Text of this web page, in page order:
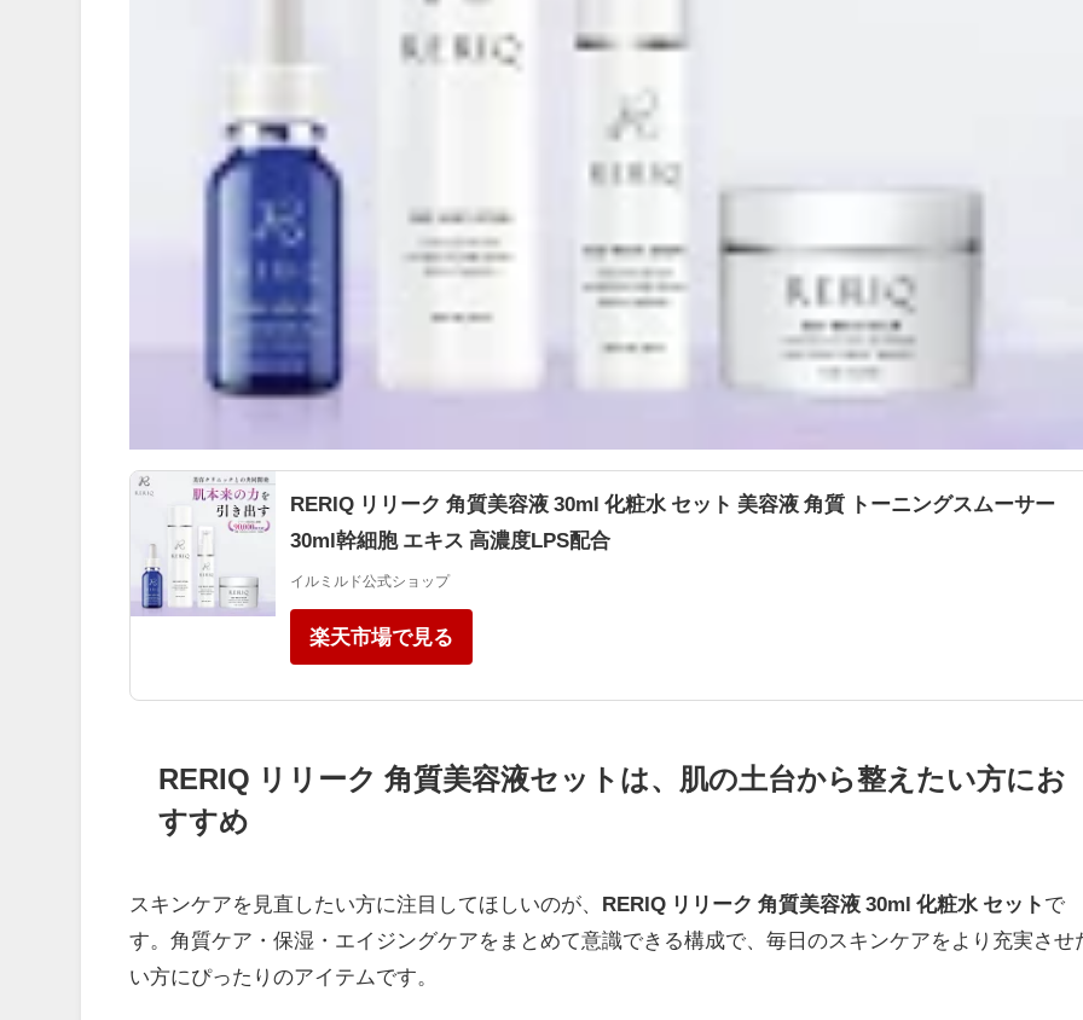
RERIQ リリーク 角質美容液 30ml 化粧水 セット 美容液 角質 トーニングスムーサー
30ml幹細胞 エキス 高濃度LPS配合
イルミルド公式ショップ
楽天市場で見る
RERIQ リリーク 角質美容液セットは、肌の土台から整えたい方にお
すすめ
スキンケアを見直したい方に注目してほしいのが、 RERIQ リリーク 角質美容液 30ml 化粧水 セット で
す。角質ケア・保湿・エイジングケアをまとめて意識できる構成で、毎日のスキンケアをより充実させ
い方にぴったりのアイテムです。